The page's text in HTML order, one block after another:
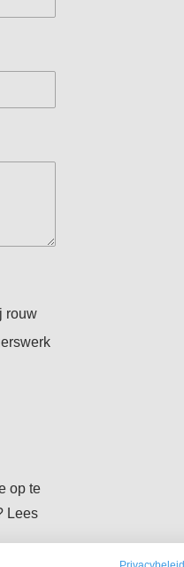
rouw
op te
Lees